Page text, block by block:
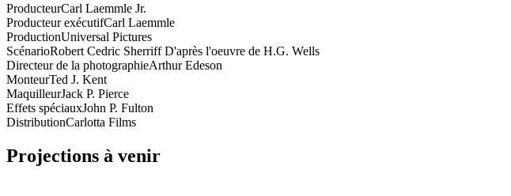
ProducteurCarl Laemmle Jr.
Producteur exécutifCarl Laemmle
ProductionUniversal Pictures
ScénarioRobert Cedric Sherriff D'après l'oeuvre de H.G. Wells
Directeur de la photographieArthur Edeson
MonteurTed J. Kent
MaquilleurJack P. Pierce
Effets spéciauxJohn P. Fulton
DistributionCarlotta Films
Projections à venir